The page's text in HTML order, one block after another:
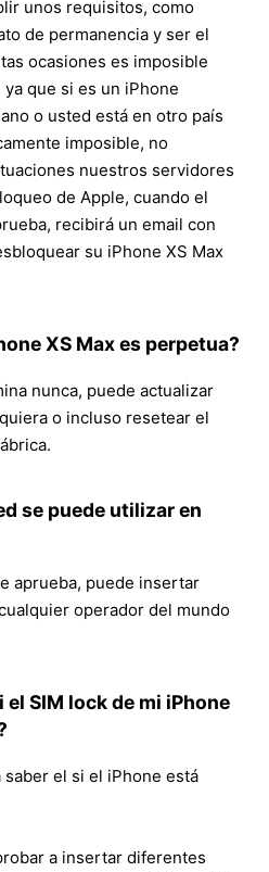
unos requisitos, como
de permanencia y ser el
ocasiones es imposible
que si es un iPhone
o usted está en otro país
imposible, no
nuestros servidores
de Apple, cuando el
recibirá un email con
su iPhone XS Max
XS Max es perpetua?
nunca, puede actualizar
o incluso resetear el
se puede utilizar en
aprueba, puede insertar
operador del mundo
SIM lock de mi iPhone
el si el iPhone está
a insertar diferentes